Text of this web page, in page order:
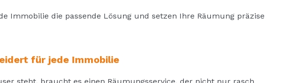
Immobilie die passende Lösung und setzen Ihre Räumung präzise
für jede Immobilie